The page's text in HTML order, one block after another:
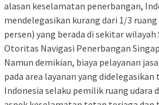
alasan keselamatan penerbangan,
mendelegasikan kurang dari 1/3
persen) yang berada di sekitar wilayah
Otoritas Navigasi Penerbangan
Namun demikian, biaya pelayanan
pada area layanan yang
Indonesia selaku pemilik ruang udara